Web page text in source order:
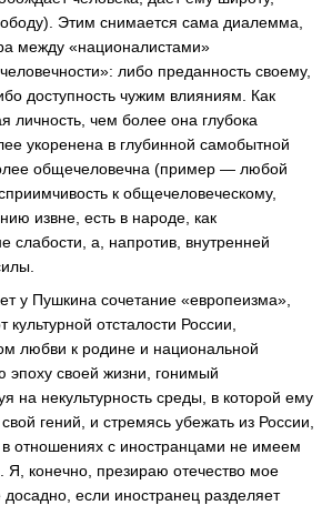
Этим снимается сама диалемма,
между «националистами»
либо преданность своему,
доступность чужим влияниям. Как
личность, чем более она глубока
укоренена в глубинной самобытной
общечеловечна (пример — любой
к общечеловеческому,
извне, есть в народе, как
слабости, а, напротив, внутренней
у Пушкина сочетание «европеизма»,
культурной отсталости России,
любви к родине и национальной
эпоху своей жизни, гонимый
на некультурность среды, в которой ему
гений, и стремясь убежать из России,
отношениях с иностранцами не имеем
Я, конечно, презираю отечество мое
если иностранец разделяет